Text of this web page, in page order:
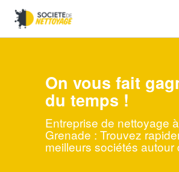
On vous fait
du temps !
Entreprise de nettoyage à
Grenade : Trouvez
meilleurs sociétés autour